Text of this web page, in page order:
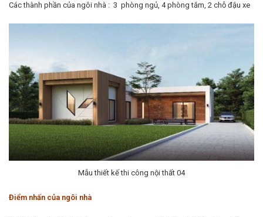
Các thành phần của ngôi nhà : 3 phòng ngủ, 4 phòng tắm, 2 chỗ đậu xe
Mẫu thiết kế thi công nội thất 04
Điểm nhấn của ngôi nhà